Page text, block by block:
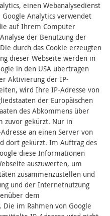
einen Webanalysedienst
Analytics verwendet
auf Ihrem Computer
der Benutzung der
durch das Cookie erzeugten
dieser Webseite werden in
in den USA übertragen
Aktivierung der IP-
wird Ihre IP-Adresse von
der Europäischen
des Abkommens über
zuvor gekürzt. Nur in
an einen Server von
dort gekürzt. Im Auftrag des
diese Informationen
auszuwerten, um
zusammenzustellen und
und der Internetnutzung
dem
im Rahmen von Google